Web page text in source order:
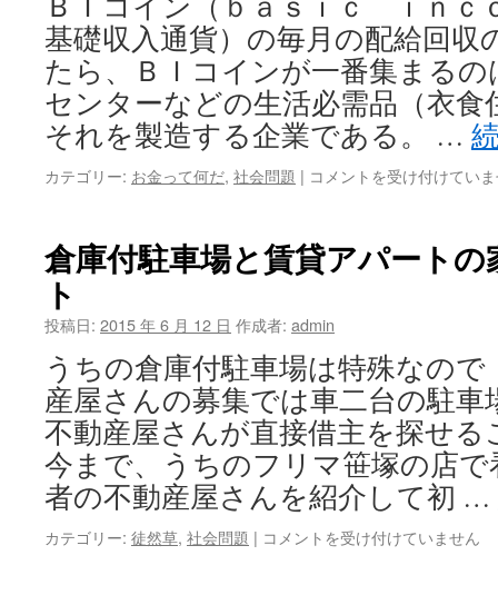
基礎収入通貨）の毎月の配給回収
たら、ＢＩコインが一番集まる
センターなどの生活必需品（衣
それを製造する企業である。 …
カテゴリー: お金って何だ, 社会問題 | BI
配
給
は
銀
の
基
本
業
務
だ
は
コメントを受け付けてい
倉庫付駐車場と賃貸アパート
ト
投稿日: 2015 年 6 月 12 日 作成者: admin
うちの倉庫付駐車場は特殊なの
産屋さんの募集では車二台の駐
不動産屋さんが直接借主を探せ
今まで、うちのフリマ笹塚の店
者の不動産屋さんを紹介して初 …
カテゴリー: 徒然草, 社会問題 | 倉
コメントを受け付けていません